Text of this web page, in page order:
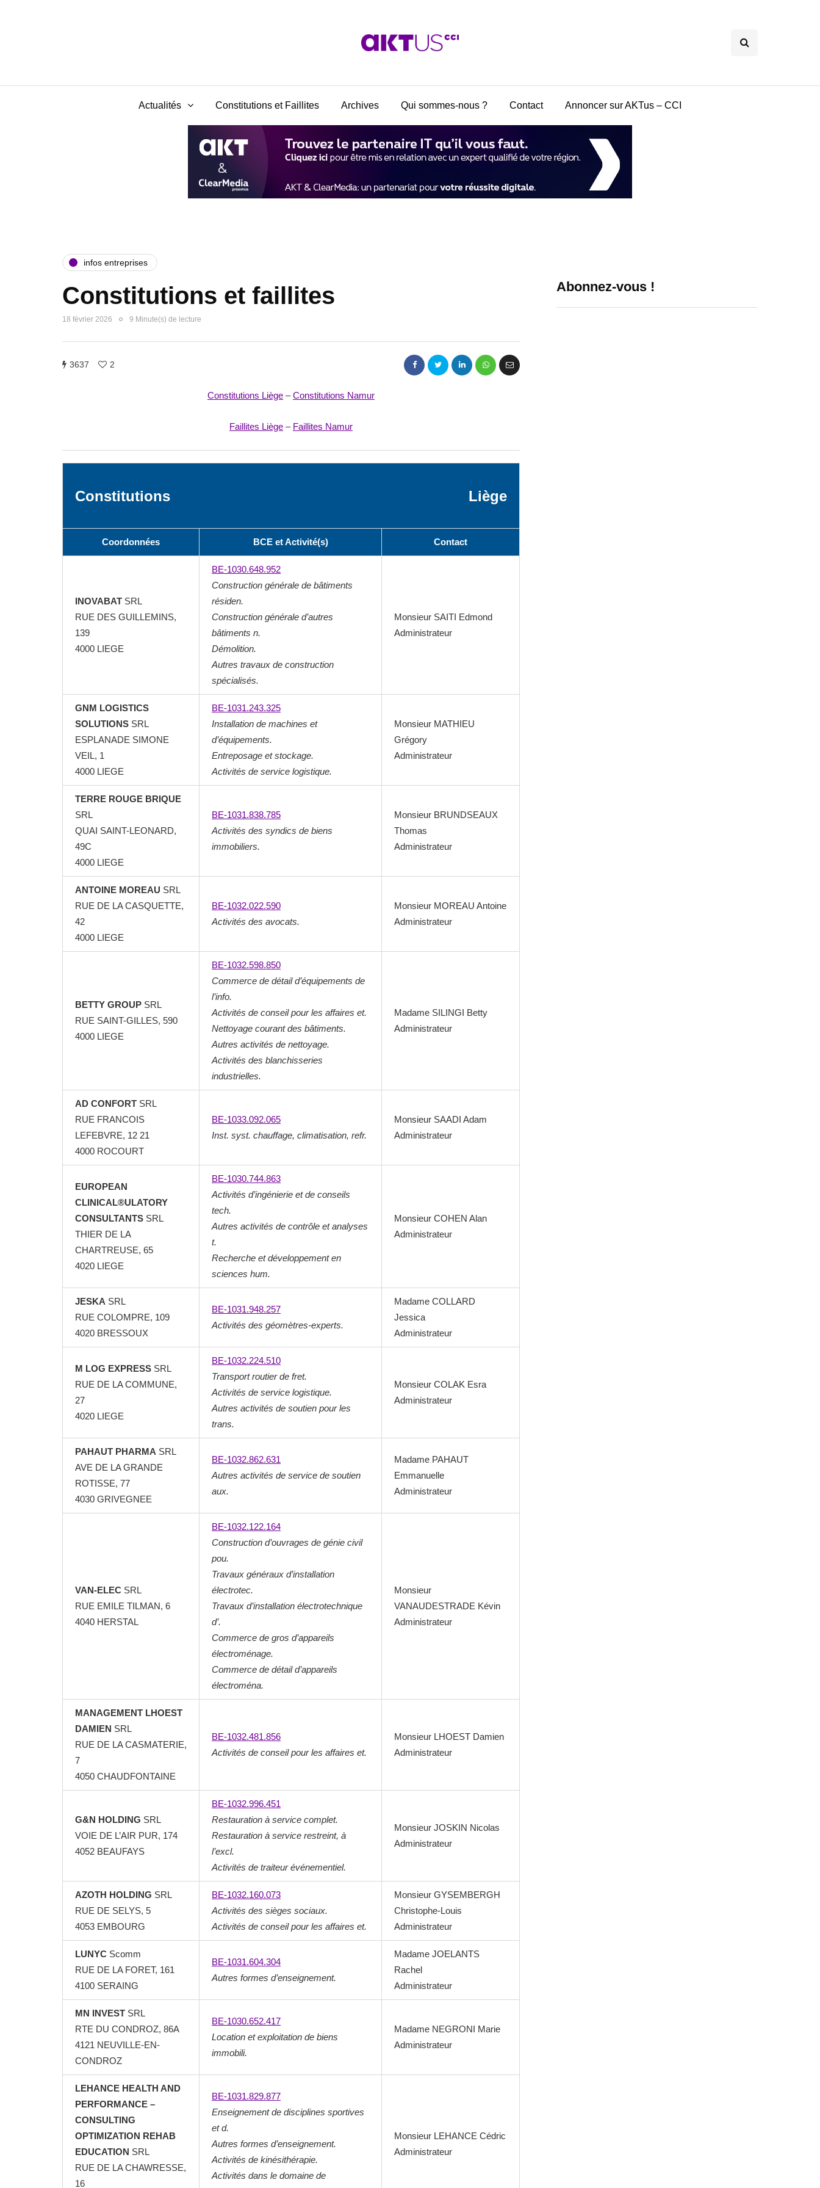
Actualités Constitutions et Faillites Archives Qui sommes-nous ? Contact Annoncer sur AKTus – CCI
infos entreprises
Constitutions et faillites
18 février 2026 9 Minute(s) de lecture
3637 2
Constitutions Liège –Constitutions Namur
Faillites Liège – Faillites Namur
Constitutions Liège
Coordonnées BCE et Activité(s) Contact
INOVABAT SRL
RUE DES GUILLEMINS,
139
4000 LIEGE
BE-1030.648.952
Construction générale de bâtiments
résiden.
Construction générale d’autres
bâtiments n.
Démolition.
Autres travaux de construction
spécialisés.
Monsieur SAITI Edmond
Administrateur
GNM LOGISTICS
SOLUTIONS SRL
ESPLANADE SIMONE
VEIL, 1
4000 LIEGE
BE-1031.243.325
Installation de machines et
d’équipements.
Entreposage et stockage.
Activités de service logistique.
Monsieur MATHIEU
Grégory
Administrateur
TERRE ROUGE BRIQUE
SRL
QUAI SAINT-LEONARD,
49C
4000 LIEGE
BE-1031.838.785
Activités des syndics de biens
immobiliers.
Monsieur BRUNDSEAUX
Thomas
Administrateur
ANTOINE MOREAU SRL
RUE DE LA CASQUETTE,
42
4000 LIEGE
BE-1032.022.590
Activités des avocats.
Monsieur MOREAU Antoine
Administrateur
BETTY GROUP SRL
RUE SAINT-GILLES, 590
4000 LIEGE
BE-1032.598.850
Commerce de détail d’équipements de
l’info.
Activités de conseil pour les affaires et.
Nettoyage courant des bâtiments.
Autres activités de nettoyage.
Activités des blanchisseries
industrielles.
Madame SILINGI Betty
Administrateur
AD CONFORT SRL
RUE FRANCOIS
LEFEBVRE, 12 21
4000 ROCOURT
BE-1033.092.065
Inst. syst. chauffage, climatisation, refr.
Monsieur SAADI Adam
Administrateur
EUROPEAN
CLINICAL®ULATORY
CONSULTANTS SRL
THIER DE LA
CHARTREUSE, 65
4020 LIEGE
BE-1030.744.863
Activités d’ingénierie et de conseils
tech.
Autres activités de contrôle et analyses
t.
Recherche et développement en
sciences hum.
Monsieur COHEN Alan
Administrateur
JESKA SRL
RUE COLOMPRE, 109
4020 BRESSOUX
BE-1031.948.257
Activités des géomètres-experts.
Madame COLLARD
Jessica
Administrateur
M LOG EXPRESS SRL
RUE DE LA COMMUNE,
27
4020 LIEGE
BE-1032.224.510
Transport routier de fret.
Activités de service logistique.
Autres activités de soutien pour les
trans.
Monsieur COLAK Esra
Administrateur
PAHAUT PHARMA SRL
AVE DE LA GRANDE
ROTISSE, 77
4030 GRIVEGNEE
BE-1032.862.631
Autres activités de service de soutien
aux.
Madame PAHAUT
Emmanuelle
Administrateur
VAN-ELEC SRL
RUE EMILE TILMAN, 6
4040 HERSTAL
BE-1032.122.164
Construction d’ouvrages de génie civil
pou.
Travaux généraux d’installation
électrotec.
Travaux d’installation électrotechnique
d’.
Commerce de gros d’appareils
électroménage.
Commerce de détail d’appareils
électroména.
Monsieur
VANAUDESTRADE Kévin
Administrateur
MANAGEMENT LHOEST
DAMIEN SRL
RUE DE LA CASMATERIE,
7
4050 CHAUDFONTAINE
BE-1032.481.856
Activités de conseil pour les affaires et.
Monsieur LHOEST Damien
Administrateur
G&N HOLDING SRL
VOIE DE L’AIR PUR, 174
4052 BEAUFAYS
BE-1032.996.451
Restauration à service complet.
Restauration à service restreint, à
l’excl.
Activités de traiteur événementiel.
Monsieur JOSKIN Nicolas
Administrateur
AZOTH HOLDING SRL
RUE DE SELYS, 5
4053 EMBOURG
BE-1032.160.073
Activités des sièges sociaux.
Activités de conseil pour les affaires et.
Monsieur GYSEMBERGH
Christophe-Louis
Administrateur
LUNYC Scomm
RUE DE LA FORET, 161
4100 SERAING
BE-1031.604.304
Autres formes d’enseignement.
Madame JOELANTS
Rachel
Administrateur
MN INVEST SRL
RTE DU CONDROZ, 86A
4121 NEUVILLE-EN-
CONDROZ
BE-1030.652.417
Location et exploitation de biens
immobili.
Madame NEGRONI Marie
Administrateur
LEHANCE HEALTH AND
PERFORMANCE –
CONSULTING
OPTIMIZATION REHAB
EDUCATION SRL
RUE DE LA CHAWRESSE,
16
BE-1031.829.877
Enseignement de disciplines sportives
et d.
Autres formes d’enseignement.
Activités de kinésithérapie.
Activités dans le domaine de
Monsieur LEHANCE Cédric
Administrateur
Abonnez-vous !